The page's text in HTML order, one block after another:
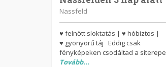
Nassfeld
♥ felnőtt síoktatás | ♥ hóbiztos |
♥ gyönyörű táj Eddig csak
fényképeken csodáltad a síterepe
Tovább...